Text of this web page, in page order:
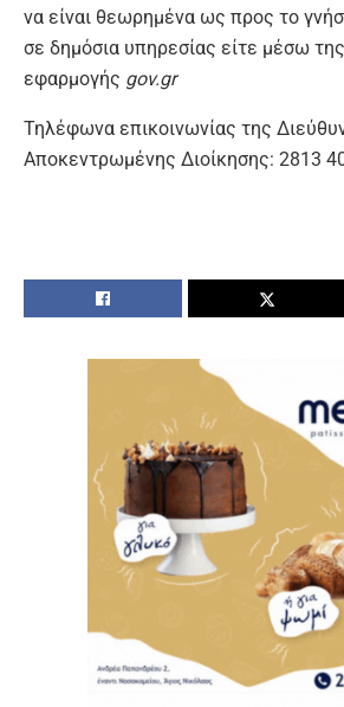
να είναι θεωρημένα ως προς το
σε δημόσια υπηρεσίας είτε μέσω της
εφαρμογής gov.gr
Τηλέφωνα επικοινωνίας της
Αποκεντρωμένης Διοίκησης: 2813